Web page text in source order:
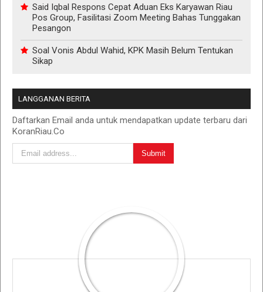
Said Iqbal Respons Cepat Aduan Eks Karyawan Riau
Pos Group, Fasilitasi Zoom Meeting Bahas Tunggakan
Pesangon
Soal Vonis Abdul Wahid, KPK Masih Belum Tentukan
Sikap
LANGGANAN BERITA
Daftarkan Email anda untuk mendapatkan update terbaru dari
KoranRiau.Co